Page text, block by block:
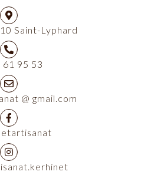
Saint-Lyphard
61 95 53
@ gmail.com